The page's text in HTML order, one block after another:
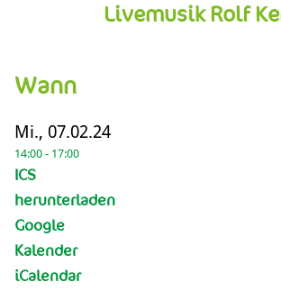
Livemusik Rolf
Wann
Mi., 07.02.24
14:00 - 17:00
ICS
herunterladen
Google
Kalender
iCalendar